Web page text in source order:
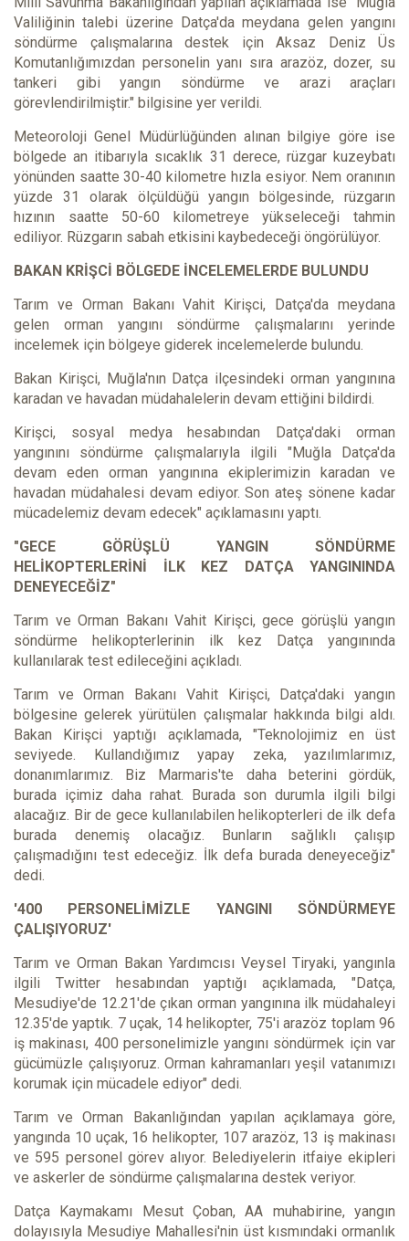
Valiliğinin talebi üzerine Datça'da meydana gelen yangını
söndürme çalışmalarına destek için Aksaz Deniz Üs
Komutanlığımızdan personelin yanı sıra arazöz, dozer, su
tankeri gibi yangın söndürme ve arazi araçları
görevlendirilmiştir." bilgisine yer verildi.
Meteoroloji Genel Müdürlüğünden alınan bilgiye göre ise
bölgede an itibarıyla sıcaklık 31 derece, rüzgar kuzeybatı
yönünden saatte 30-40 kilometre hızla esiyor. Nem oranının
yüzde 31 olarak ölçüldüğü yangın bölgesinde, rüzgarın
hızının saatte 50-60 kilometreye yükseleceği tahmin
ediliyor. Rüzgarın sabah etkisini kaybedeceği öngörülüyor.
BAKAN KRİŞCİ BÖLGEDE İNCELEMELERDE BULUNDU
Tarım ve Orman Bakanı Vahit Kirişci, Datça'da meydana
gelen orman yangını söndürme çalışmalarını yerinde
incelemek için bölgeye giderek incelemelerde bulundu.
Bakan Kirişci, Muğla'nın Datça ilçesindeki orman yangınına
karadan ve havadan müdahalelerin devam ettiğini bildirdi.
Kirişci, sosyal medya hesabından Datça'daki orman
yangınını söndürme çalışmalarıyla ilgili "Muğla Datça'da
devam eden orman yangınına ekiplerimizin karadan ve
havadan müdahalesi devam ediyor. Son ateş sönene kadar
mücadelemiz devam edecek" açıklamasını yaptı.
"GECE GÖRÜŞLÜ YANGIN SÖNDÜRME
HELİKOPTERLERİNİ İLK KEZ DATÇA YANGININDA
DENEYECEĞİZ"
Tarım ve Orman Bakanı Vahit Kirişci, gece görüşlü yangın
söndürme helikopterlerinin ilk kez Datça yangınında
kullanılarak test edileceğini açıkladı.
Tarım ve Orman Bakanı Vahit Kirişci, Datça'daki yangın
bölgesine gelerek yürütülen çalışmalar hakkında bilgi aldı.
Bakan Kirişci yaptığı açıklamada, "Teknolojimiz en üst
seviyede. Kullandığımız yapay zeka, yazılımlarımız,
donanımlarımız. Biz Marmaris'te daha beterini gördük,
burada içimiz daha rahat. Burada son durumla ilgili bilgi
alacağız. Bir de gece kullanılabilen helikopterleri de ilk defa
burada denemiş olacağız. Bunların sağlıklı çalışıp
çalışmadığını test edeceğiz. İlk defa burada deneyeceğiz"
dedi.
'400 PERSONELİMİZLE YANGINI SÖNDÜRMEYE
ÇALIŞIYORUZ'
Tarım ve Orman Bakan Yardımcısı Veysel Tiryaki, yangınla
ilgili Twitter hesabından yaptığı açıklamada, "Datça,
Mesudiye'de 12.21'de çıkan orman yangınına ilk müdahaleyi
12.35'de yaptık. 7 uçak, 14 helikopter, 75'i arazöz toplam 96
iş makinası, 400 personelimizle yangını söndürmek için var
gücümüzle çalışıyoruz. Orman kahramanları yeşil vatanımızı
korumak için mücadele ediyor" dedi.
Tarım ve Orman Bakanlığından yapılan açıklamaya göre,
yangında 10 uçak, 16 helikopter, 107 arazöz, 13 iş makinası
ve 595 personel görev alıyor. Belediyelerin itfaiye ekipleri
ve askerler de söndürme çalışmalarına destek veriyor.
Datça Kaymakamı Mesut Çoban, AA muhabirine, yangın
dolayısıyla Mesudiye Mahallesi'nin üst kısmındaki ormanlık